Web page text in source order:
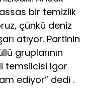
bir temizlik
çünkü deniz
atıyor. Partinin
gruplarının
temsilcisi Igor
ediyor” dedi .